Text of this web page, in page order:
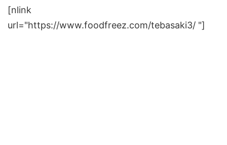
[nlink
url="https://www.foodfreez.com/tebasaki3/ "]